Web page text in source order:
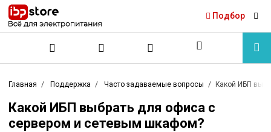
Подбор
Главная Поддержка Часто задаваемые вопросы Какой ИБП
Какой ИБП выбрать для офиса с
сервером и сетевым шкафом?